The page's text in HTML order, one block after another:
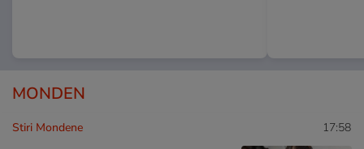
MONDEN
Stiri Mondene 17:58